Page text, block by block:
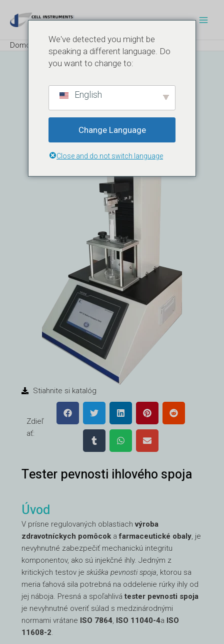
obsah
Domov Produkt Tester pevnosti ihlového spoja
Stiahnite si katalóg
Zdieľ
ať:
Tester pevnosti ihlového spoja
Úvod
V prísne regulovaných oblastiachvýroba
zdravotníckych pomôcok afarmaceutické obaly, je
nevyhnutné zabezpečiť mechanickú integritu
komponentov, ako sú injekčné ihly. Jedným z
kritických testov jeskúška pevnosti spoja, ktorou sa
meria ťahová sila potrebná na oddelenie rúrky ihly od
jej náboja. Presná a spoľahlivátester pevnosti spoja
je nevyhnutné overiť súlad s medzinárodnými
normami vrátane ISO 7864, ISO 11040-4a ISO
11608-2.
v
We've detected you might be
speaking a different language. Do
you want to change to:
English
Change Language
Close and do not switch language